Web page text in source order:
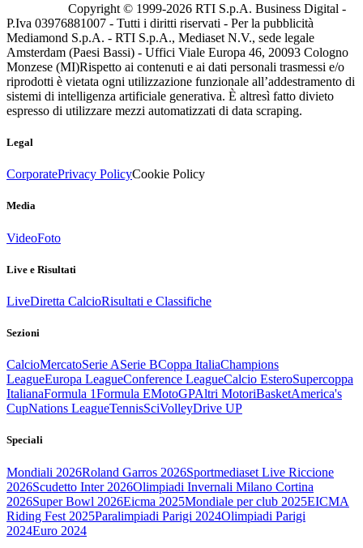
Copyright © 1999-2026 RTI S.p.A. Business Digital -
P.Iva 03976881007 - Tutti i diritti riservati - Per la pubblicità
Mediamond S.p.A. - RTI S.p.A., Mediaset N.V., sede legale
Amsterdam (Paesi Bassi) - Uffici Viale Europa 46, 20093 Cologno
Monzese (MI)Rispetto ai contenuti e ai dati personali trasmessi e/o
riprodotti è vietata ogni utilizzazione funzionale all’addestramento di
sistemi di intelligenza artificiale generativa. È altresì fatto divieto
espresso di utilizzare mezzi automatizzati di data scraping.
Legal
CorporatePrivacy PolicyCookie Policy
Media
VideoFoto
Live e Risultati
LiveDiretta CalcioRisultati e Classifiche
Sezioni
CalcioMercatoSerie ASerie BCoppa ItaliaChampions
LeagueEuropa LeagueConference LeagueCalcio EsteroSupercoppa
ItalianaFormula 1Formula EMotoGPAltri MotoriBasketAmerica's
CupNations LeagueTennisSciVolleyDrive UP
Speciali
Mondiali 2026Roland Garros 2026Sportmediaset Live Riccione
2026Scudetto Inter 2026Olimpiadi Invernali Milano Cortina
2026Super Bowl 2026Eicma 2025Mondiale per club 2025EICMA
Riding Fest 2025Paralimpiadi Parigi 2024Olimpiadi Parigi
2024Euro 2024